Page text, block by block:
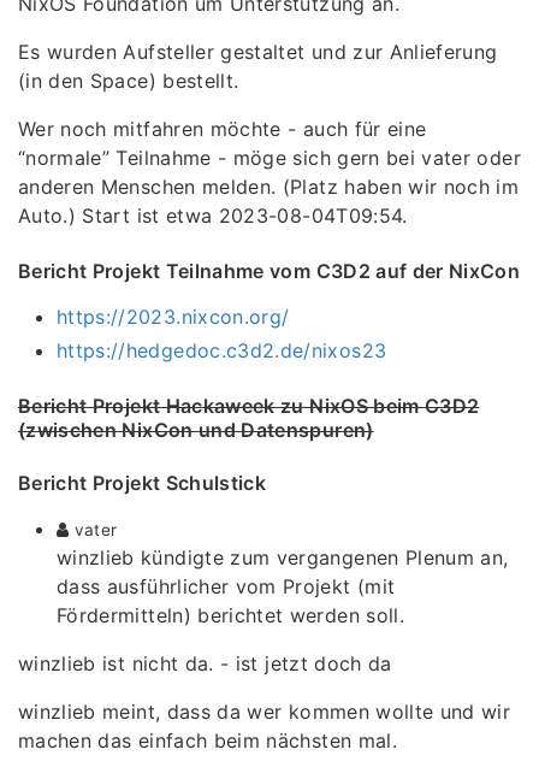
Es wurden Aufsteller gestaltet und zur Anlieferung
(in den Space) bestellt.
Wer noch mitfahren möchte - auch für eine
“normale” Teilnahme - möge sich gern bei vater oder
anderen Menschen melden. (Platz haben wir noch im
Auto.) Start ist etwa 2023-08-04T09:54.
Bericht Projekt Teilnahme vom C3D2 auf der NixCon
https://2023.nixcon.org/
https://hedgedoc.c3d2.de/nixos23
Bericht Projekt Hackaweek zu NixOS beim C3D2
(zwischen NixCon und Datenspuren)
Bericht Projekt Schulstick
vater
winzlieb kündigte zum vergangenen Plenum an,
dass ausführlicher vom Projekt (mit
Fördermitteln) berichtet werden soll.
winzlieb ist nicht da. - ist jetzt doch da
winzlieb meint, dass da wer kommen wollte und wir
machen das einfach beim nächsten mal.